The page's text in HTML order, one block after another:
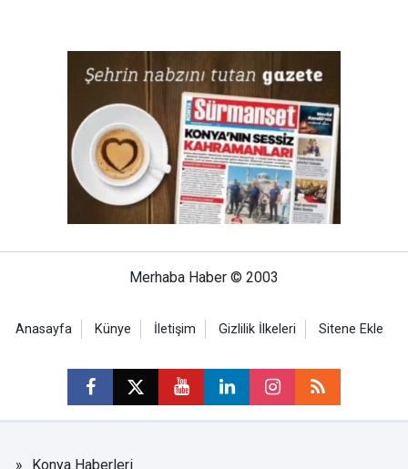
Merhaba Haber © 2003
Anasayfa Künye İletişim Gizlilik İlkeleri Sitene Ekle
Konya Haberleri